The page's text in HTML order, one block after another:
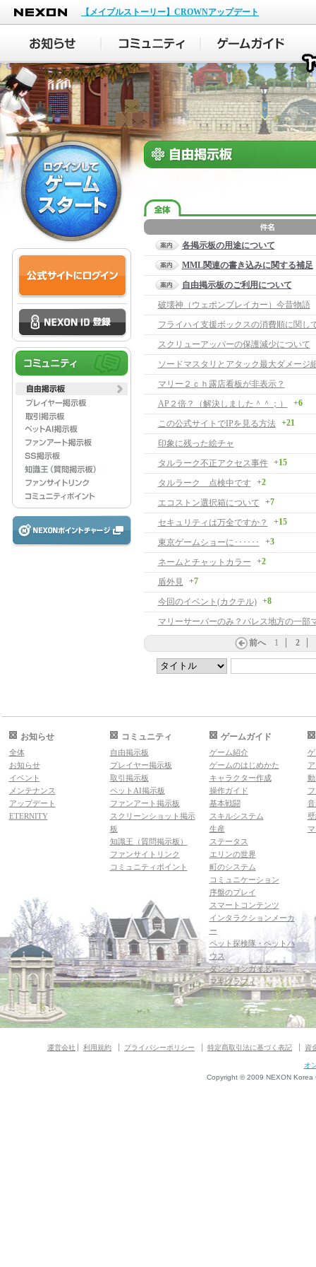
NEXON
【メイプルストーリー】CROWNアップデート
各掲示板の用途について
MML関連の書き込みに関する補足
自由掲示板のご利用について
破壊神（ウェポンブレイカー）今昔物語
フライハイ支援ボックスの消費順に関し
スクリューアッパーの保護減少について
ソードマスタリとアタック最大ダメージ
マリー２ｃｈ露店看板が非表示？
AP２倍？（解決しました＾＾；）
+6
この公式サイトでIPを見る方法 +21
印象に残った絵チャ
タルラーク不正アクセス事件
+15
タルラーク 点検中です +2
エコストン選択箱について +7
セキュリティは万全ですか？ +15
東京ゲームショーに･･････ +3
ネームとチャットカラー +2
盾外見 +7
今回のイベント(カクテル) +8
マリーサーバーのみ？バレス地方の一部
前へ 1 2
お知らせ
全体
お知らせ
イベント
メンテナンス
アップデート
ETERNITY
コミュニティ
自由掲示板
プレイヤー掲示板
取引掲示板
ペットAI掲示板
ファンアート掲示板
スクリーンショット掲示
板
知識王（質問掲示板）
ファンサイトリンク
コミュニティポイント
ゲームガイド
ゲーム紹介
ゲームのはじめかた
キャラクター作成
操作ガイド
基本戦闘
スキルシステム
生産
ステータス
エリンの世界
町のシステム
コミュニケーション
序盤のプレイ
スマートコンテンツ
インタラクションメーカ
ー
ペット探検隊・ペットハ
ウス
ダンジョンガイド
マギグラフィ
運営会社 利用規約 プライバシーポリシー 特定商取引法に基づく表記 資
オ
Copyright © 2009 NEXON Korea